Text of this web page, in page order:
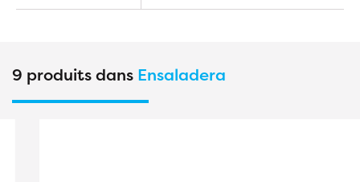
9 produits dans Ensaladera